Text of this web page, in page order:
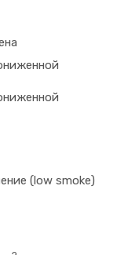
(low smoke)